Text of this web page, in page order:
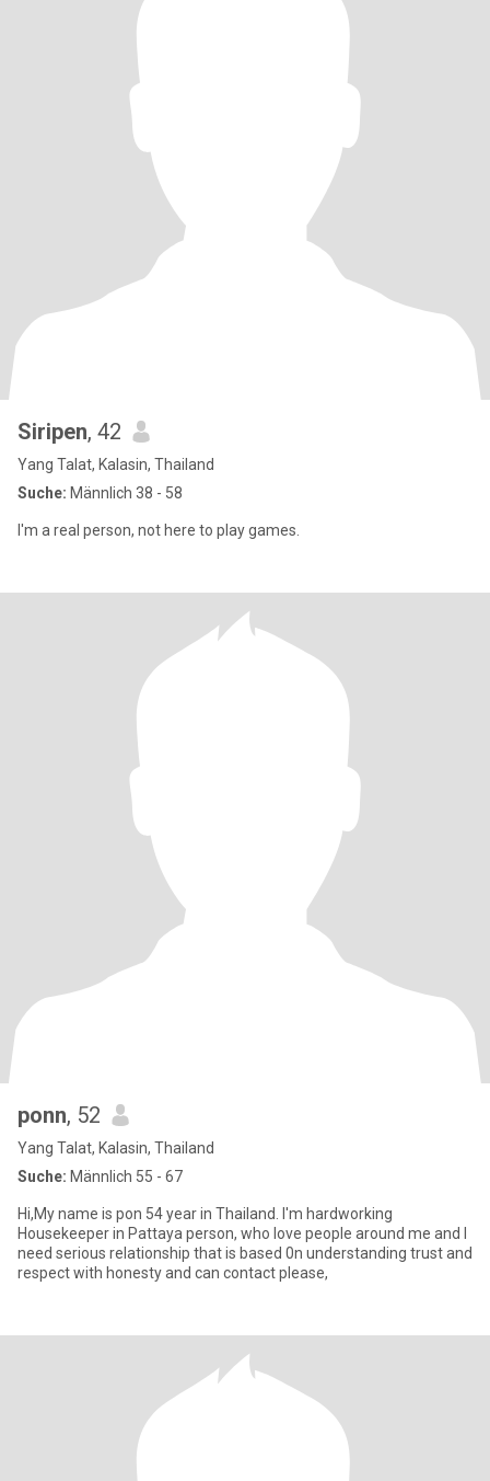
Siripen, 42
Yang Talat, Kalasin, Thailand
Suche: Männlich 38 - 58
I'm a real person, not here to play games.
ponn, 52
Yang Talat, Kalasin, Thailand
Suche: Männlich 55 - 67
Hi,My name is pon 54 year in Thailand. I'm hardworking
Housekeeper in Pattaya person, who love people around me and I
need serious relationship that is based 0n understanding trust and
respect with honesty and can contact please,